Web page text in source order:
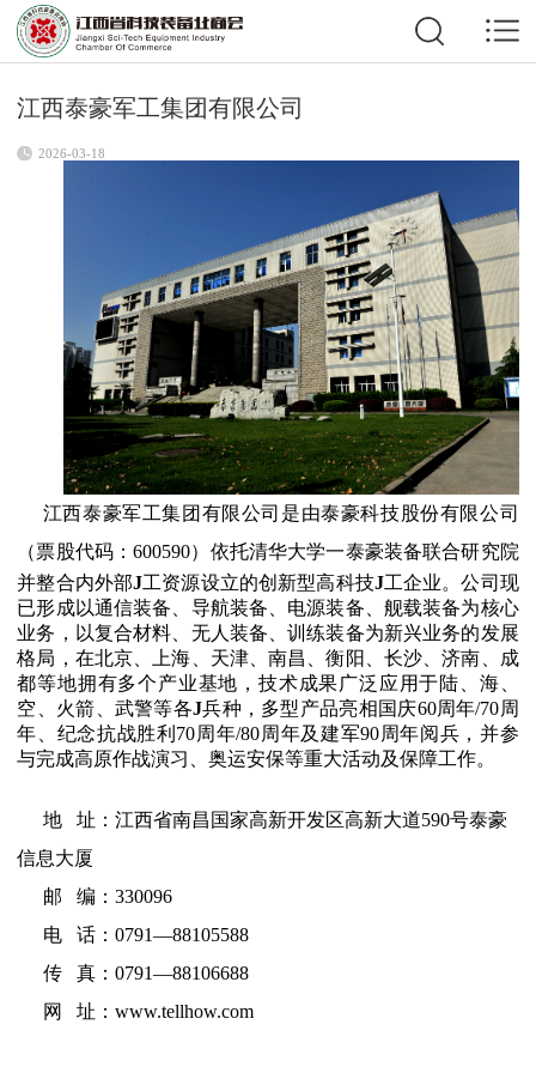
江西泰豪军工集团有限公司
2026-03-18
江西泰豪军工集团有限公司是由泰豪科技股份有限公司
（票股代码：600590） 依托清华大学一泰豪装备联合研究院
并整合内外部J工资源设立的创新型高科技J工企业。公司现
已形成以通信装备、导航装备、电源装备、舰载装备为核心
业务，以复合材料、无人装备、训练装备为新兴业务的发展
格局，在北京、上海、天津、南昌、衡阳、长沙、济南、成
都等地拥有多个产业基地，技术成果广泛应用于陆、海、
空、火箭、武警等各J兵种，多型产品亮相国庆60周年/70周
年、纪念抗战胜利70周年/80周年及建军90周年阅兵，并参
与完成高原作战演习、奥运安保等重大活动及保障工作。
地 址：江西省南昌国家高新开发区高新大道590号泰豪
信息大厦
邮 编：330096
电 话：0791—88105588
传 真：0791—88106688
网 址：www.tellhow.com